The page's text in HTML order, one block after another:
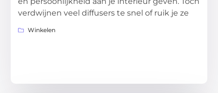
verdwijnen veel diffusers te snel of ruik je ze
Winkelen